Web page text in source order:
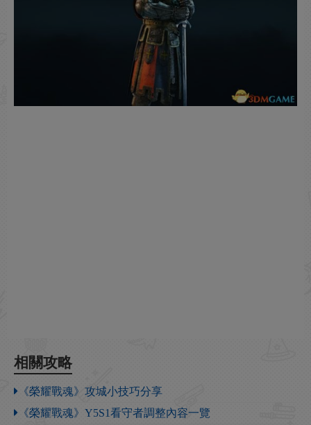
相關攻略
《榮耀戰魂》攻城小技巧分享
《榮耀戰魂》Y5S1看守者調整內容一覽